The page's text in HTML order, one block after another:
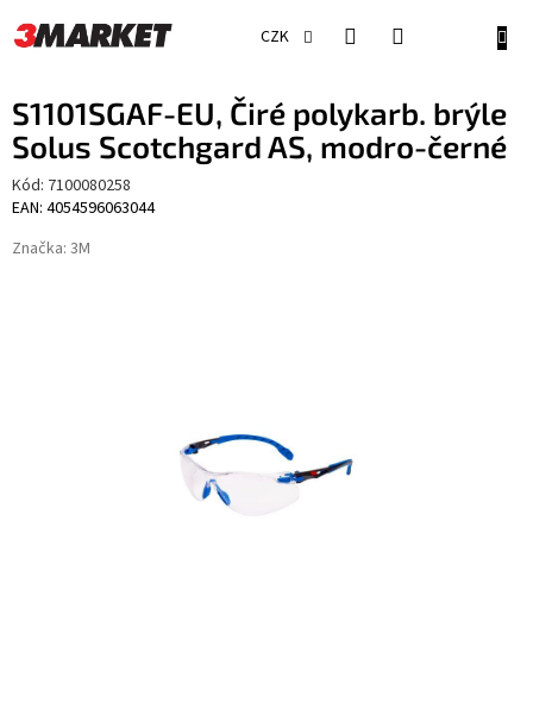
na
obsah
CZK
S1101SGAF-EU, Čiré polykarb. brýle
Solus Scotchgard AS, modro-černé
Kód: 7100080258
EAN: 4054596063044
Značka: 3M